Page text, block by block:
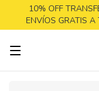
10% OFF
ENVÍOS GRATIS A